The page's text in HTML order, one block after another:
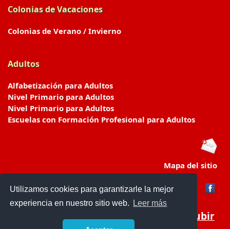
Utilizamos cookies para garantizarle la mejor
experiencia en nuestro sitio web.
Leer más
Colonias de Vacaciones
Colonias de Verano / Invierno
Adultos
Alfabetización para Adultos
Nivel Primario para Adultos
Nivel Primario para Adultos
Escuelas con Formación Profesional para Adultos
Mapa del sitio
Subir